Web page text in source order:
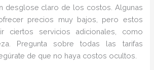
desglose claro de los costos. Algunas
precios muy bajos, pero estos
ciertos servicios adicionales, como
Pregunta sobre todas las tarifas
de que no haya costos ocultos.